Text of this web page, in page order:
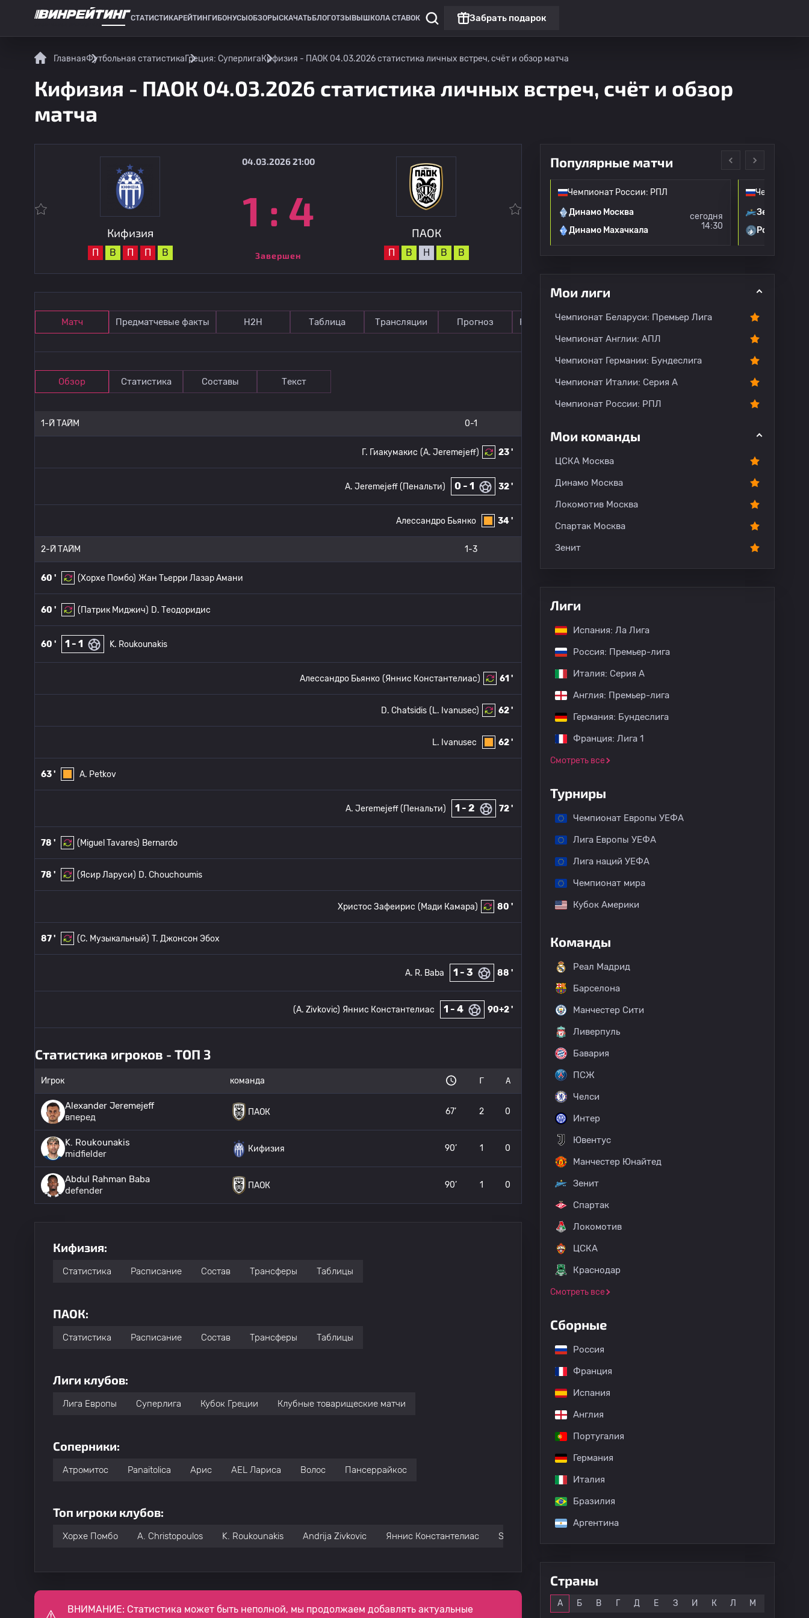
СТАТИСТИКАРЕЙТИНГИ БОНУСЫ ОБЗОРЫ СКАЧАТЬ БЛОГОТЗЫВЫ ШКОЛА СТАВОК Забрать подарок
ГлавнаяФутбольная статистикаГреция: СуперлигаКифизия - ПАОК 04.03.2026 статистика личных встреч, счёт и обзор матча
Кифизия - ПАОК 04.03.2026 статистика личных встреч, счёт и обзор
матча
Кифизия
П В П П В
04.03.2026 21:00
1 : 4
Завершен
ПАОК
П В Н В В
Матч Предматчевые факты Н2Н Таблица Трансляции Прогноз Комментарии
Обзор Статистика Составы Текст
1-Й ТАЙМ 0-1
23 '
(A. Jeremejeff)
Г. Гиакумакис
32 '
0 - 1
A. Jeremejeff (Пенальти)
34 '
Алессандро Бьянко
2-Й ТАЙМ 1-3
60 ' (Хорхе Помбо) Жан Тьерри Лазар Амани
60 ' (Патрик Миджич) D. Теодоридис
60 ' 1 - 1 K. Roukounakis
61 '
(Яннис Константелиас)
Алессандро Бьянко
62 '
(L. Ivanusec)
D. Chatsidis
62 '
L. Ivanusec
63 ' A. Petkov
72 '
1 - 2
A. Jeremejeff (Пенальти)
78 ' (Miguel Tavares) Bernardo
78 ' (Ясир Ларуси) D. Chouchoumis
80 '
(Мади Камара)
Христос Зафеирис
87 ' (С. Музыкальный) T. Джонсон Эбох
88 '
1 - 3
A. R. Baba
90+2 '
1 - 4
Яннис Константелиас
(A. Zivkovic)
Статистика игроков - ТОП 3
Игрок команда Г А
Alexander Jeremejeff
вперед
ПАОК 67’ 2 0
K. Roukounakis
midfielder
Кифизия 90’ 1 0
Abdul Rahman Baba
defender
ПАОК 90’ 1 0
Кифизия:
Статистика Расписание Состав Трансферы Таблицы
ПАОК:
Статистика Расписание Состав Трансферы Таблицы
Лиги клубов:
Лига Европы Суперлига Кубок Греции Клубные товарищеские матчи
Соперники:
Атромитос Panaitolica Арис AEL Лариса Волос Пансеррайкос
Топ игроки клубов:
Хорхе Помбо A. Christopoulos K. Roukounakis Andrija Zivkovic Яннис Константелиас Soualiho Meite
ВНИМАНИЕ: Статистика может быть неполной, мы продолжаем добавлять актуальные
Популярные матчи
Лига Европы
Андерлехт
13.08
Чемпионат России: РПЛ
Динамо Москва
Динамо Махачкала
сегодня
14:30
Чемпионат
Зенит
Родина
Мои лиги
Чемпионат Беларуси: Премьер Лига
Чемпионат Англии: АПЛ
Чемпионат Германии: Бундеслига
Чемпионат Италии: Серия А
Чемпионат России: РПЛ
Мои команды
ЦСКА Москва
Динамо Москва
Локомотив Москва
Спартак Москва
Зенит
Лиги
Испания: Ла Лига
Россия: Премьер-лига
Италия: Серия А
Англия: Премьер-лига
Германия: Бундеслига
Франция: Лига 1
Смотреть все
Турниры
Чемпионат Европы УЕФА
Лига Европы УЕФА
Лига наций УЕФА
Чемпионат мира
Кубок Америки
Команды
Реал Мадрид
Барселона
Манчестер Сити
Ливерпуль
Бавария
ПСЖ
Челси
Интер
Ювентус
Манчестер Юнайтед
Зенит
Спартак
Локомотив
ЦСКА
Краснодар
Смотреть все
Сборные
Россия
Франция
Испания
Англия
Португалия
Германия
Италия
Бразилия
Аргентина
Страны
А Б В Г Д Е З И К Л М